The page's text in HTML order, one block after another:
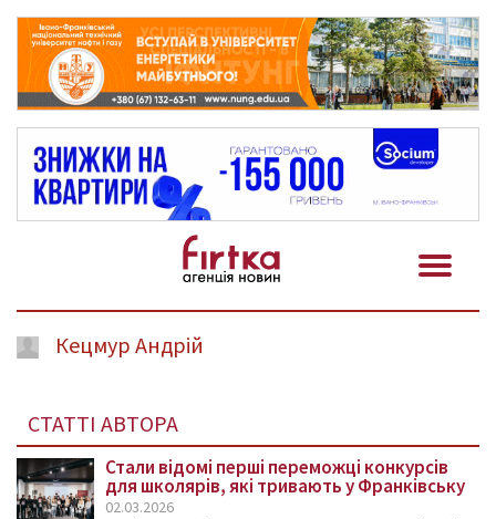
Кецмур Андрій
СТАТТІ АВТОРА
Стали відомі перші переможці конкурсів
для школярів, які тривають у Франківську
02.03.2026